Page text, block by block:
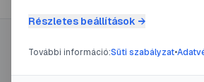
Címke információ
Részletes beállítások →
További információ:Süti szabályzat•